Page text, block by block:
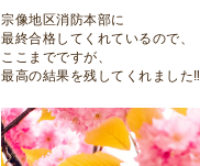
宗像地区消防本部に
最終合格してくれているので、
ここまでですが、
最高の結果を残してくれました‼